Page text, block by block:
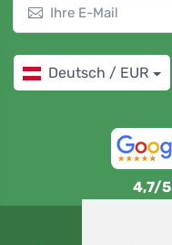
Deutsch / EUR
4,7/5